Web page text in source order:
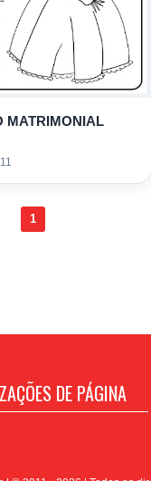
MATRIMONIAL
1
DE PÁGINA